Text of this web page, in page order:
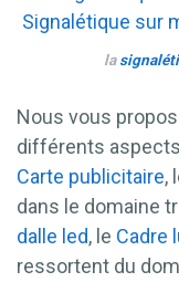
la
Nous vous
différents
Carte publicitaire,
dans le domaine
dalle led, le Cadre
ressortent du